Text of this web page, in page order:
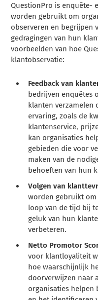
QuestionPro is enquête-
worden gebruikt om
observeren en begrijpen
gedragingen van hun
voorbeelden van hoe
klantobservatie:
Feedback van
bedrijven enquêtes
klanten verzamelen
ervaring, zoals de
klantenservice,
kan organisaties
gebieden die voor
maken van de
behoeften van hun
Volgen van
worden gebruikt
loop van de tijd bij
geluk van hun
verbeteren.
Netto Promotor
voor klantloyaliteit
hoe waarschijnlijk
doorverwijzen naar
organisaties helpen